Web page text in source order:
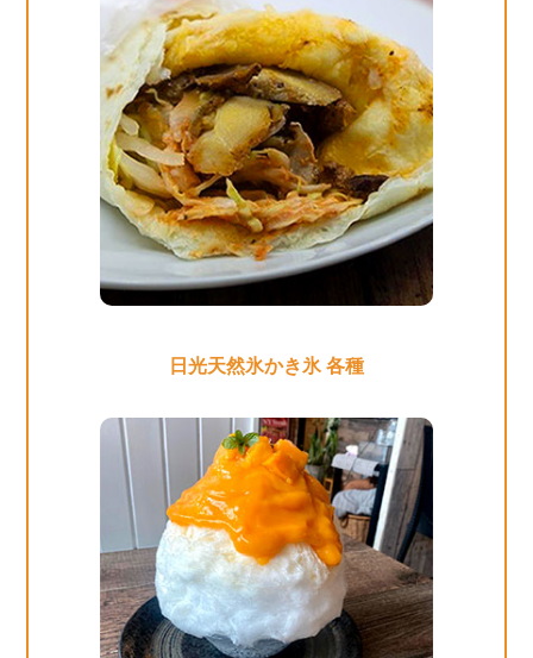
日光天然氷かき氷 各種